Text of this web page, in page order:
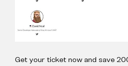
Get your ticket now and save